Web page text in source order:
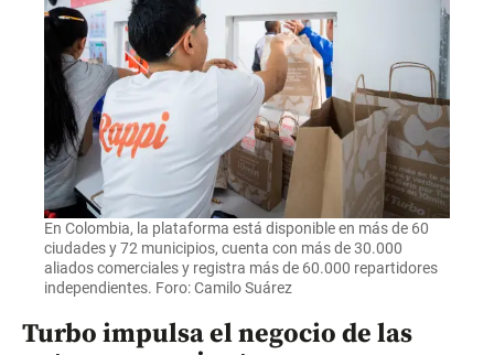
En Colombia, la plataforma está disponible en más de 60
ciudades y 72 municipios, cuenta con más de 30.000
aliados comerciales y registra más de 60.000 repartidores
independientes. Foro: Camilo Suárez
Turbo impulsa el negocio de las